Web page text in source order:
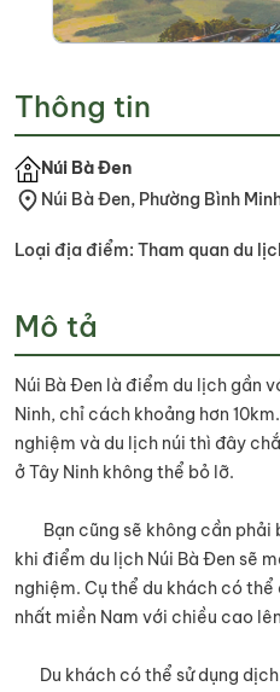
Thông tin
Núi Bà Đen
Núi Bà Đen, Phường Bình
Loại địa điểm: Tham quan du
Mô tả
Núi Bà Đen là điểm du lịch gần
Ninh, chỉ cách khoảng hơn
nghiệm và du lịch núi thì đây
ở Tây Ninh không thể bỏ lỡ.
Bạn cũng sẽ không cần phải
khi điểm du lịch Núi Bà Đen sẽ
nghiệm. Cụ thể du khách có
nhất miền Nam với chiều cao
Du khách có thể sử dụng dịch